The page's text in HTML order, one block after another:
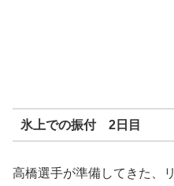
氷上での振付 2日目
高橋選手が準備してきた、